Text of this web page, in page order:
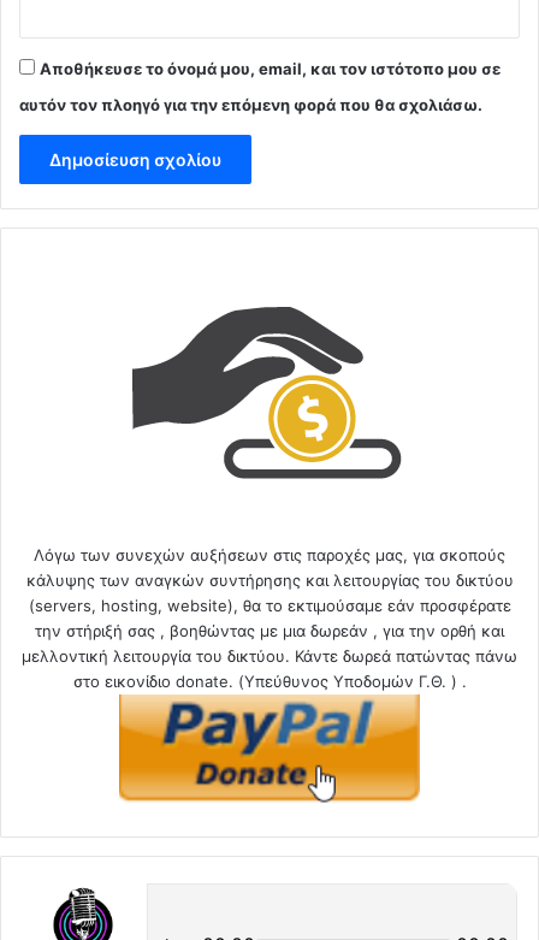
Αποθήκευσε το όνομά μου, email, και τον ιστότοπο μου σε
αυτόν τον πλοηγό για την επόμενη φορά που θα σχολιάσω.
Λόγω των συνεχών αυξήσεων στις παροχές μας, για σκοπούς
κάλυψης των αναγκών συντήρησης και λειτουργίας του δικτύου
(servers, hosting, website), θα το εκτιμούσαμε εάν προσφέρατε
την στήριξή σας , βοηθώντας με μια δωρεάν , για την ορθή και
μελλοντική λειτουργία του δικτύου. Κάντε δωρεά πατώντας πάνω
στο εικονίδιο donate. (Υπεύθυνος Υποδομών Γ.Θ. ) .